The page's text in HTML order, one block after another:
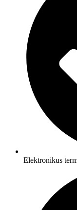
Elektronikus